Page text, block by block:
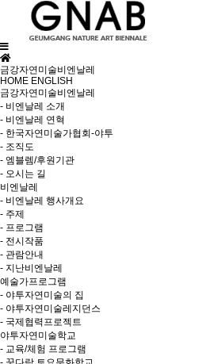
금강자연미술비엔날레
HOME ENGLISH
금강자연미술비엔날레
- 비엔날레 소개
- 비엔날레 연혁
- 한국자연미술가협회-야투
- 조직도
- 엠블렘/후원기관
- 오시는 길
비엔날레
- 비엔날레 행사개요
- 주제
- 프로그램
- 전시작품
- 관람안내
- 지난비엔날레
예술가프로그램
- 야투자연미술의 집
- 야투자연미술레지던스
- 국제협력프로젝트
야투자연미술학교
- 교육/체험 프로그램